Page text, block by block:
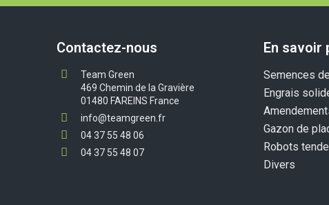
Contactez-nous
Team Green
469 Chemin de la Gravière
01480 FAREINS France
info@teamgreen.fr
04 37 55 48 06
04 37 55 48 07
En savoir
Semences
Engrais
Gazon de
Robots
Divers